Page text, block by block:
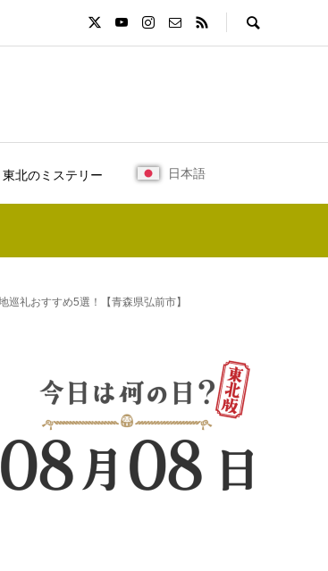
東北のミステリー 日本語
礼おすすめ5選！【青森県弘前市】